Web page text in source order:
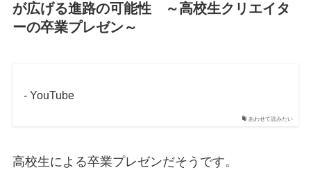
が広げる進路の可能性 ～高校生クリエイタ
ーの卒業プレゼン～
あわせて読みたい
- YouTube
高校生による卒業プレゼンだそうです。